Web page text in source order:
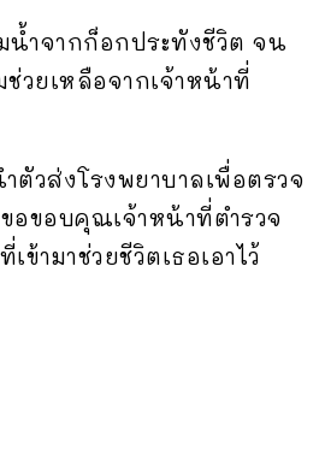
น้ำจากก็อกประทังชีวิต จน
วยเหลือจากเจ้าหน้าที่
วส่งโรงพยาบาลเพื่อตรวจ
อขอบคุณเจ้าหน้าที่ตำรวจ
ข้ามาช่วยชีวิตเธอเอาไว้